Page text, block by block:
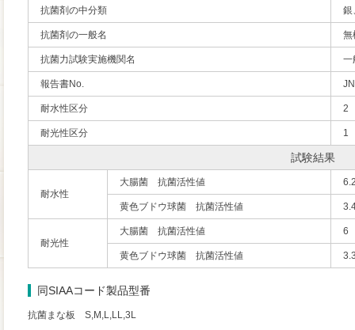
抗菌剤の中分類 銀
抗菌剤の一般名 無
抗菌力試験実施機関名 一
報告書No.
耐水性区分 2
耐光性区分 1
試験結果
耐水性
大腸菌 抗菌活性値
黄色ブドウ球菌 抗菌活性値
耐光性
大腸菌 抗菌活性値 6
黄色ブドウ球菌 抗菌活性値
同SIAAコード製品型番
抗菌まな板 S,M,L,LL,3L